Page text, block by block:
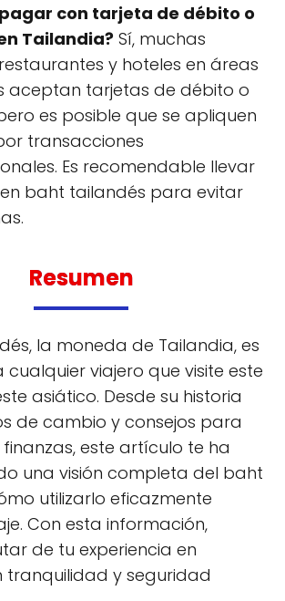
con tarjeta de débito o
Tailandia? Sí, muchas
y hoteles en áreas
aceptan tarjetas de débito o
es posible que se apliquen
transacciones
Es recomendable llevar
baht tailandés para evitar
Resumen
la moneda de Tailandia, es
viajero que visite este
asiático. Desde su historia
de cambio y consejos para
este artículo te ha
una visión completa del baht
utilizarlo eficazmente
Con esta información,
de tu experiencia en
tranquilidad y seguridad